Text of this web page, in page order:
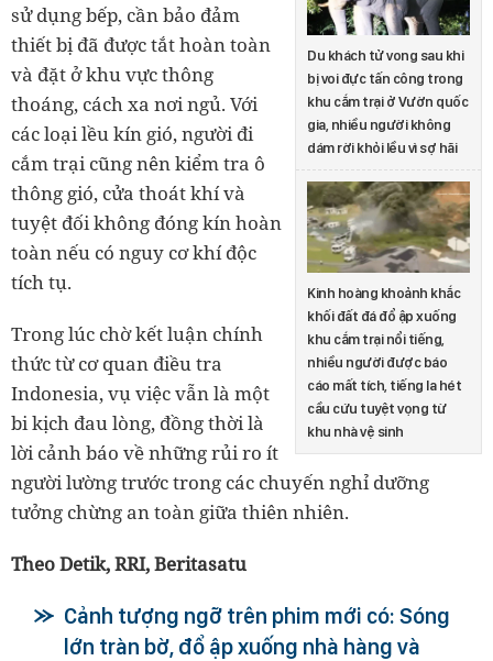
Du khách tử vong sau khi
bị voi đực tấn công trong
khu cắm trại ở Vườn quốc
gia, nhiều người không
dám rời khỏi lều vì sợ hãi
Kinh hoàng khoảnh khắc
khối đất đá đổ ập xuống
khu cắm trại nổi tiếng,
nhiều người được báo
cáo mất tích, tiếng la hét
cầu cứu tuyệt vọng từ
khu nhà vệ sinh
sử dụng bếp, cần bảo đảm
thiết bị đã được tắt hoàn toàn
và đặt ở khu vực thông
thoáng, cách xa nơi ngủ. Với
các loại lều kín gió, người đi
cắm trại cũng nên kiểm tra ô
thông gió, cửa thoát khí và
tuyệt đối không đóng kín hoàn
toàn nếu có nguy cơ khí độc
tích tụ.
Trong lúc chờ kết luận chính
thức từ cơ quan điều tra
Indonesia, vụ việc vẫn là một
bi kịch đau lòng, đồng thời là
lời cảnh báo về những rủi ro ít
người lường trước trong các chuyến nghỉ dưỡng
tưởng chừng an toàn giữa thiên nhiên.
Theo Detik, RRI, Beritasatu
Cảnh tượng ngỡ trên phim mới có: Sóng
lớn tràn bờ, đổ ập xuống nhà hàng và